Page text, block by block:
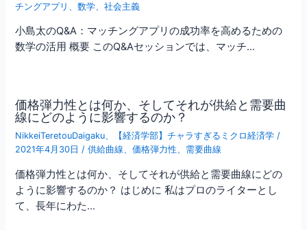
チングアプリ
、数学 、社会主義
小島太のQ&A：マッチングアプリの成功率を高めるための
数学の活用 概要 このQ&Aセッションでは、マッチ…
価格弾力性とは何か、そしてそれが供給と需要曲
線にどのように影響するのか？
NikkeiTeretouDaigaku、 【経済学部】チャラすぎるミクロ経済学 /
2021年4月30日 /供給曲線、価格弾力性、 需要曲線
価格弾力性とは何か、そしてそれが供給と需要曲線にどの
ように影響するのか？ はじめに 私はプロのライターとし
て、長年にわた…